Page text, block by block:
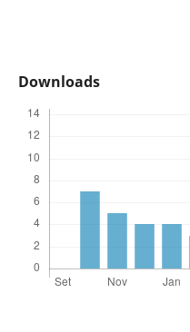
Downloads